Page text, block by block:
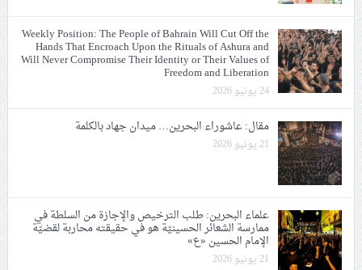
Weekly Position: The People of Bahrain Will Cut Off the
Hands That Encroach Upon the Rituals of Ashura and
Will Never Compromise Their Identity or Their Values of
Freedom and Liberation
24 يونيو 2026
مقال: عاشوراء البحرين… ميدان جهاد بالكلمة
21 يونيو 2026
علماء البحرين: طلب الترخيص والإجازة من السلطة في
ممارسة الشعائر الحسينيّة هو في حقيقته محاربة لقضيّة
الإمام الحسين «ع»
21 يونيو 2026